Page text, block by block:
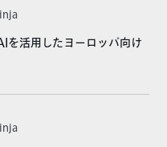
活用したヨーロッパ向け